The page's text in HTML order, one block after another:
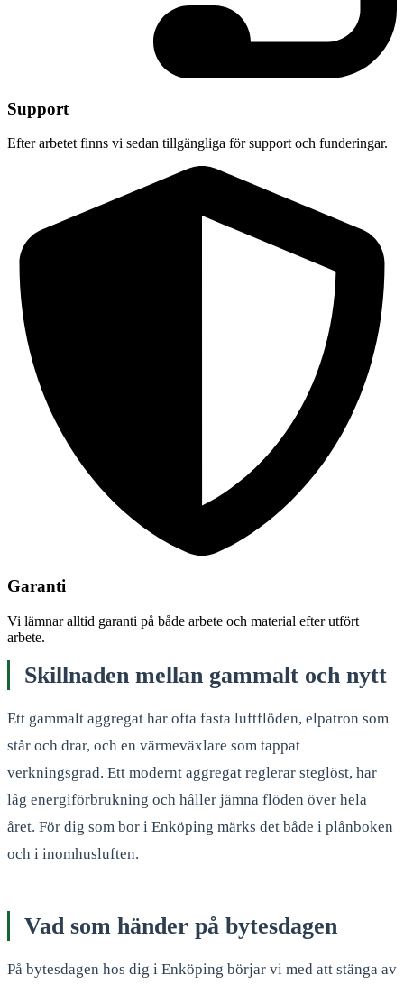
Support
Efter arbetet finns vi sedan tillgängliga för support och funderingar.
Garanti
Vi lämnar alltid garanti på både arbete och material efter utfört
arbete.
Skillnaden mellan gammalt och nytt
Ett gammalt aggregat har ofta fasta luftflöden, elpatron som
står och drar, och en värmeväxlare som tappat
verkningsgrad. Ett modernt aggregat reglerar steglöst, har
låg energiförbrukning och håller jämna flöden över hela
året. För dig som bor i Enköping märks det både i plånboken
och i inomhusluften.
Vad som händer på bytesdagen
På bytesdagen hos dig i Enköping börjar vi med att stänga av